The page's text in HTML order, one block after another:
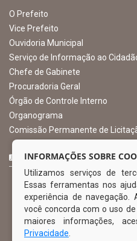
Atendimento: 07:00hs às
gabinete@ibimirim.pe.gov.br
Ibimirim - PE
O Prefeito
Vice Prefeito
Ouvidoria Municipal
Serviço de Informação ao
Chefe de Gabinete
Procuradoria Geral
Órgão de Controle Interno
Organograma
INFORMAÇÕES SOBRE
Utilizamos serviços de
Essas ferramentas nos
experiência de navegação.
você concorda com o uso
maiores informações,
Privacidade